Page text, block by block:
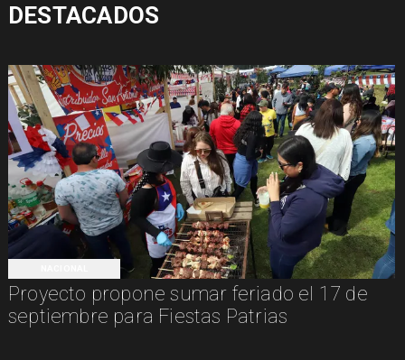
Proyecto propone sumar feriado el 17 de
septiembre para Fiestas Patrias
DESTACADOS